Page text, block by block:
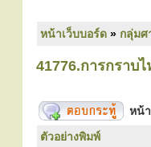
หน้าเว็บบอร์ด » กลุ่ม
41776.การกราบ
หน้า
ตัวอย่างพิมพ์